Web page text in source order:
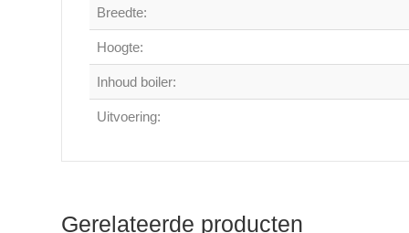
Breedte:
Hoogte:
Inhoud boiler:
Uitvoering:
Gerelateerde producten